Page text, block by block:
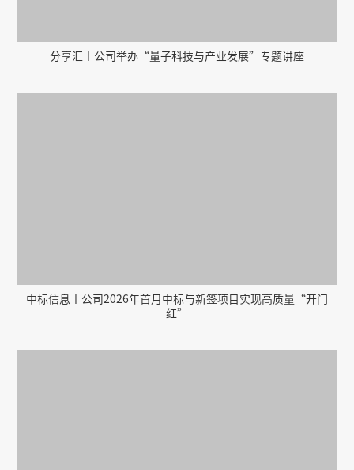
分享汇丨公司举办“量子科技与产业发展”专题讲座
中标信息丨公司2026年首月中标与新签项目实现高质量“开门
红”